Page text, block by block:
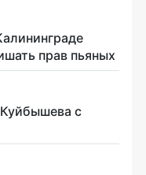
прав пьяных
с